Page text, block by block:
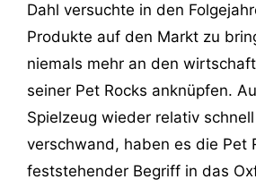
Dahl versuchte in den
Produkte auf den Markt zu
niemals mehr an den
seiner Pet Rocks anknüpfen.
Spielzeug wieder relativ
verschwand, haben es die Pet
feststehender Begriff in das